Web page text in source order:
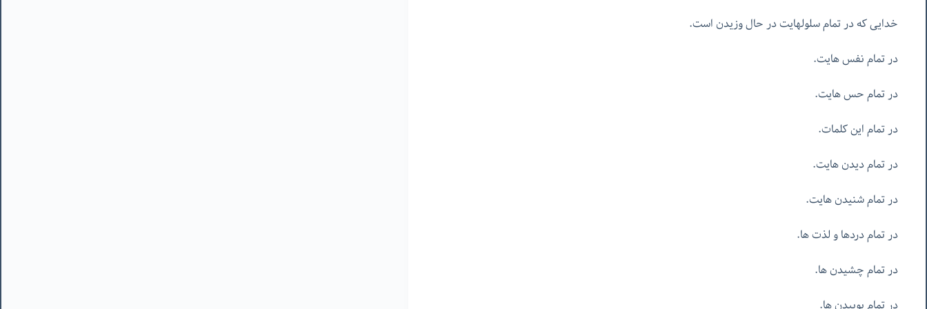
خدایی که در تمام سلولهایت در حال وزیدن است.
در تمام نفس هایت.
در تمام حس هایت.
در تمام این کلمات.
در تمام دیدن هایت.
در تمام شنیدن هایت.
در تمام دردها و لذت ها.
در تمام چشیدن ها.
در تمام بوییدن ها.